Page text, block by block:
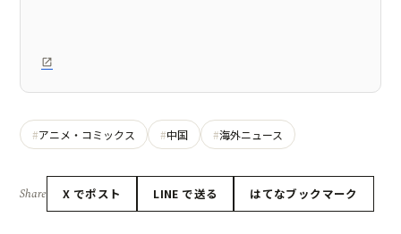
アニメ・コミックス 中国 海外ニュース
Share X でポスト LINE で送る はてなブックマーク